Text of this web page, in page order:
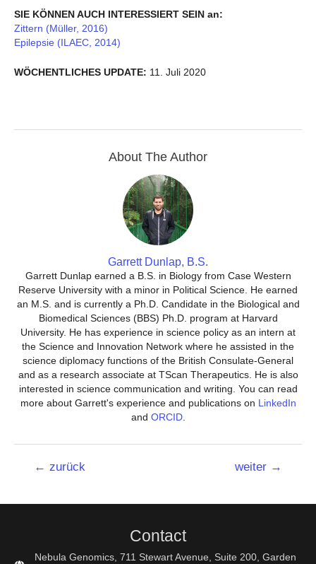
SIE KÖNNEN AUCH INTERESSIERT SEIN an:
Zittern (Müller, 2016)
Epilepsie (ILAEC, 2014)
WÖCHENTLICHES UPDATE: 11. Juli 2020
About The Author
Garrett Dunlap, B.S.
Garrett Dunlap earned a B.S. in Biology from Case Western
Reserve University with a minor in Political Science. He earned
an M.S. and is currently a Ph.D. Candidate in the Biological and
Biomedical Sciences (BBS) Ph.D. program at Harvard
University. He has experience in science policy as an intern at
the Science and Innovation Network where he assisted in the
science diplomacy functions of the British Consulate-General
and as a research associate at TScan Therapeutics. He is also
interested in science communication and writing. You can read
more about Garrett's experience and publications on LinkedIn
and ORCID.
Beitrags-
← zurück weiter →
Contact
Nebula Genomics, 711 Stewart Avenue, Suite 200, Garden